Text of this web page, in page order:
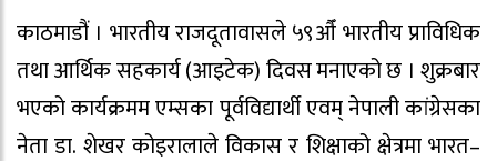
काठमाडौं । भारतीय राजदूतावासले ५९औँ भारतीय प्राविधिक
तथा आर्थिक सहकार्य (आइटेक) दिवस मनाएको छ । शुक्रबार
भएको कार्यक्रमम एम्सका पूर्वविद्यार्थी एवम् नेपाली कांग्रेसका
नेता डा. शेखर कोइरालाले विकास र शिक्षाको क्षेत्रमा भारत–